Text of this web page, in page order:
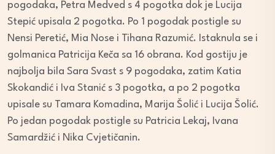
pogodaka, Petra Medved s 4 pogotka dok je Lucija
Stepić upisala 2 pogotka. Po 1 pogodak postigle su
Nensi Peretić, Mia Nose i Tihana Razumić. Istaknula se i
golmanica Patricija Keča sa 16 obrana. Kod gostiju je
najbolja bila Sara Svast s 9 pogodaka, zatim Katia
Skokandić i Iva Stanić s 3 pogotka, a po 2 pogotka
upisale su Tamara Komadina, Marija Šolić i Lucija Šolić.
Po jedan pogodak postigle su Patricia Lekaj, Ivana
Samardžić i Nika Cvjetičanin.